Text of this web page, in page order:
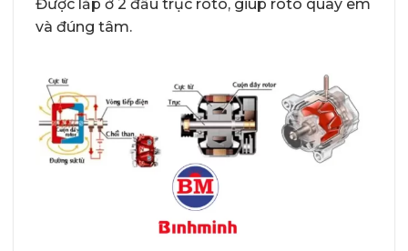
Được lắp ở 2 đầu trục rôto, giúp roto quay êm
và đúng tâm.